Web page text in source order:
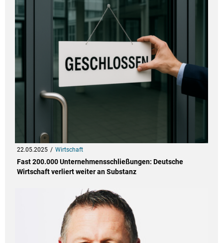
22.05.2025 Wirtschaft
Fast 200.000 Unternehmensschließungen: Deutsche
Wirtschaft verliert weiter an Substanz